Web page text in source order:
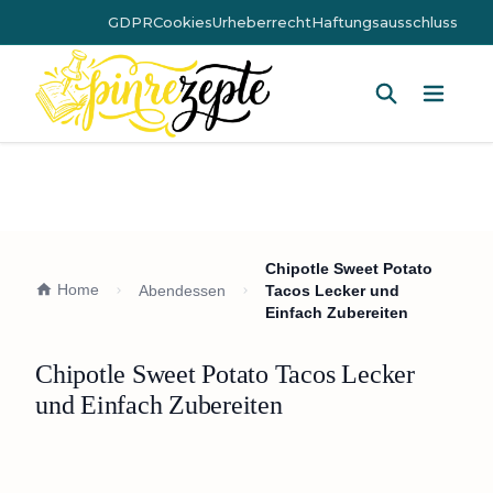
GDPRCookiesUrheberrechtHaftungsausschluss
Home Abendessen
Chipotle Sweet Potato
Tacos Lecker und
Einfach Zubereiten
Chipotle Sweet Potato Tacos Lecker
und Einfach Zubereiten